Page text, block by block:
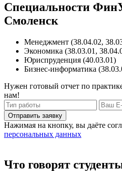
Специальности
Смоленск
Менеджмент (38.04.02,
Экономика (38.03.01,
Юриспруденция (40.03.01)
Бизнес-информатика
Нужен готовый отчет по
нам!
Отправить заявку
Нажимая на кнопку, вы даёте
персональных данных
Что говорят